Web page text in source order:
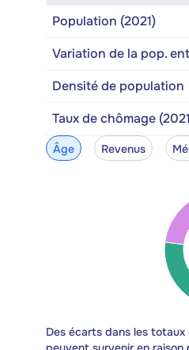
Population (2021)
Variation de la pop.
Densité de population
Taux de chômage
Âge Revenus
Des écarts dans les